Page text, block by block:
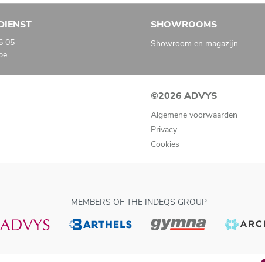
05
SHOWROOMS
Showroom en magazijn
©2026 ADVYS
Algemene voorwaarden
Privacy
Cookies
MEMBERS OF THE INDEQS GROUP